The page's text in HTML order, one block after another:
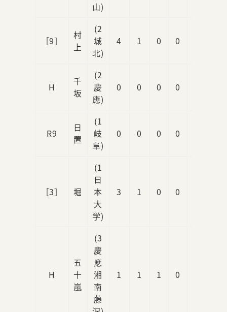
山)
［9］
村
上
(2
城
北)
4 1 0 0
H
千
坂
(2
慶
應)
0 0 0 0
R9
日
置
(1
岐
阜)
0 0 0 0
［3］ 堀
(1
日
本
大
学)
3 1 0 0
H
五
十
嵐
(3
慶
應
湘
南
藤
1 1 1 0